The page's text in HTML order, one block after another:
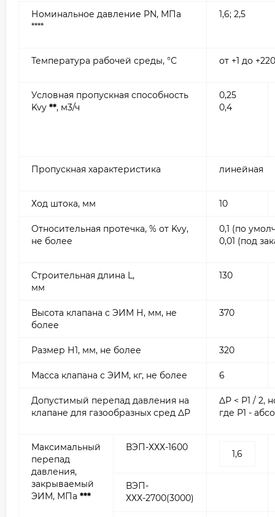
Номинальное давление PN, МПа
****
1,6; 2,5
Температура рабочей среды, °С от +1 до +220
Условная пропускная способность
Kvy **, м3/ч
0,25
0,4
Пропускная характеристика линейная
Ход штока, мм 10
Относительная протечка, % от Kvy,
не более
0,1 (по
0,01 (под
Строительная длина L,
мм
130
Высота клапана с ЭИМ Н, мм, не
более
370
Размер Н1, мм, не более 320
Масса клапана с ЭИМ, кг, не более 6
Допустимый перепад давления на
клапане для газообразных сред ΔР
ΔР < P1 / 2,
где Р1 -
Максимальный
перепад
давления,
закрываемый
ЭИМ, МПа ***
ВЭП-ХХХ-1600
1,6
ВЭП-
ХХХ-2700(3000)